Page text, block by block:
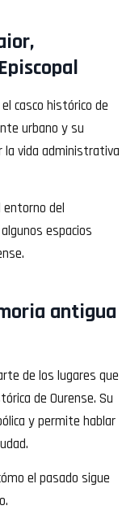
casco histórico de
urbano y su
la vida administrativa
del
espacios
antigua
de los lugares que
de Ourense. Su
y permite hablar
el pasado sigue